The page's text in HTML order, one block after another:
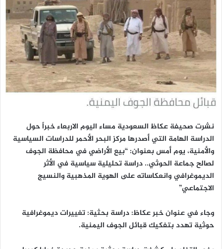
نشرت صحيفة عكاظ السعودية مساء اليوم الاربعاء خبراً حول
الدراسة الهامة التي أصدرها مركز البحر الأحمر للدراسات السياسية
والأمنية، يوم أمس بعنوان: “بيع الأراضي في محافظة الجوف
لصالح جماعة الحوثي.. دراسة تحليلية سياسية في الأثر
الديموغرافي وانعكاساته على الهوية المذهبية والنسيج
الاجتماعي”
وجاء في عنوان خبر عكاظ: دراسة بحثية: تغييرات ديموغرافية
حوثية تهدد بتفكيك قبائل الجوف اليمنية.